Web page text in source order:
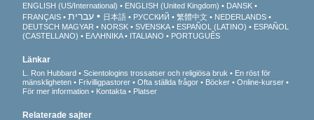
ENGLISH (US/International) ENGLISH (United Kingdom)
DANSK
FRANÇAIS
עברית 日本語 РУССКИЙ 繁體中文
NEDERLANDS
DEUTSCH MAGYAR NORSK SVENSKA ESPAÑOL (LATINO)
ESPAÑOL
(CASTELLANO)
ΕΛΛΗΝΙΚA ITALIANO PORTUGUÊS
Länkar
L. Ron Hubbard Scientologins trossatser och religiösa bruk
En röst för
mänskligheten
Frivilligpastorer Ofta ställda frågor Böcker
Online-kurser
För mer information
Kontakta Platser
Relaterade sajter